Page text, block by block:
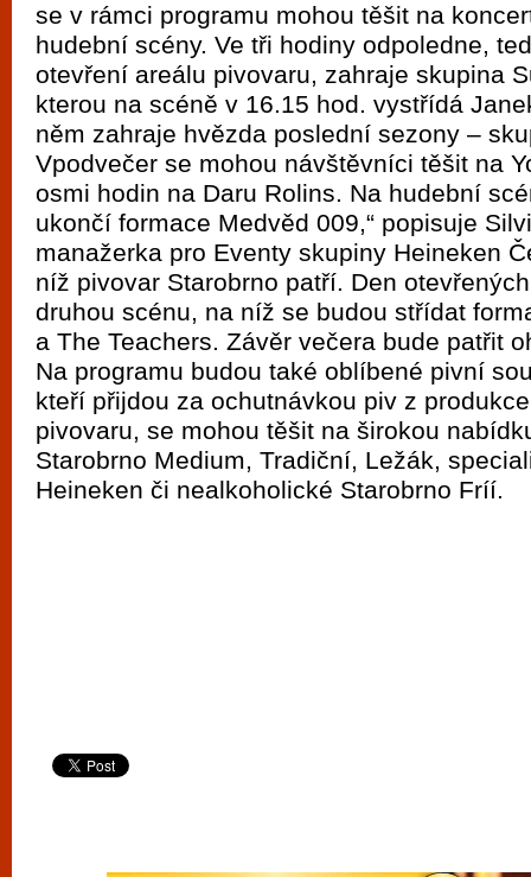
se v rámci programu mohou těšit na
hudební scény. Ve tři hodiny odpoledne,
otevření areálu pivovaru, zahraje skupina
kterou na scéně v 16.15 hod. vystřídá
něm zahraje hvězda poslední sezony –
Vpodvečer se mohou návštěvníci těšit na
osmi hodin na Daru Rolins. Na hudební
ukončí formace Medvěd 009,“ popisuje
manažerka pro Eventy skupiny Heineken
níž pivovar Starobrno patří. Den
druhou scénu, na níž se budou střídat
a The Teachers. Závěr večera bude patřit
Na programu budou také oblíbené pivní
kteří přijdou za ochutnávkou piv z
pivovaru, se mohou těšit na širokou
Starobrno Medium, Tradiční, Ležák,
Heineken či nealkoholické Starobrno Fríí.